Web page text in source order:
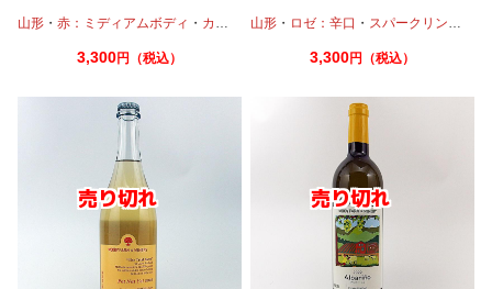
山形 ・ 赤：ミディアムボディ ・ カベルネ
3,300円（税込）
山形 ・ ロゼ：辛口 ・ スパークリングワイン
3,300円（税込）